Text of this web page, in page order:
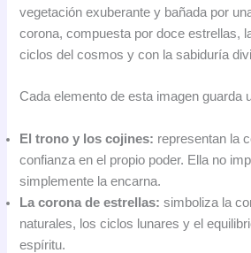
vegetación exuberante y bañada por
corona, compuesta por doce estrellas,
ciclos del cosmos y con la sabiduría
Cada elemento de esta imagen guarda
El trono y los cojines: representan la
confianza en el propio poder. Ella no
simplemente la encarna.
La corona de estrellas: simboliza la
naturales, los ciclos lunares y el
espíritu.